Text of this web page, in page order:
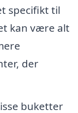
specifikt til
kan være alt
der
buketter